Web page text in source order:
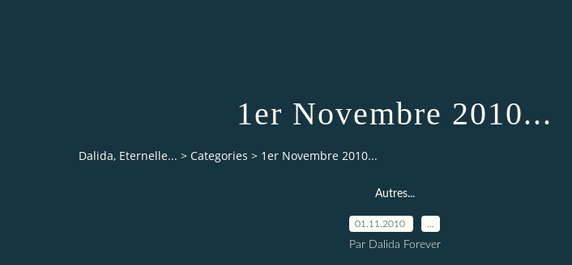
1er Novembre 2010...
Dalida, Eternelle... > Categories > 1er Novembre 2010...
Autres...
01.11.2010
Par Dalida Forever